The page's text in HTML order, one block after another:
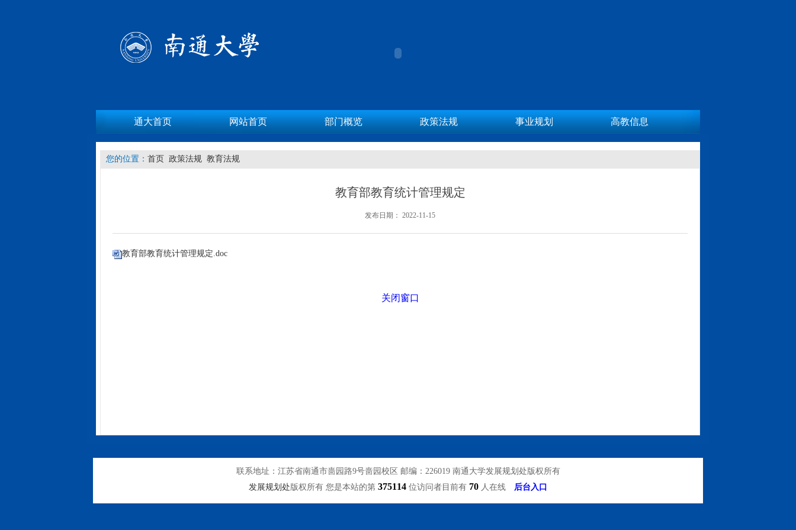
通大首页 网站首页 部门概览 政策法规 事业规划 高教信息
您的位置： 首页 政策法规 教育法规
教育部教育统计管理规定
发布日期： 2022-11-15
教育部教育统计管理规定.doc
关闭窗口
联系地址：江苏省南通市啬园路9号啬园校区 邮编：226019 南通大学发展规划处版权所有
发展规划处版权所有 您是本站的第 375114 位访问者目前有 70 人在线 后台入口